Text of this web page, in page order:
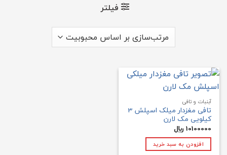
فیلتر
آبنبات و تافی
تافی مغزدار میلک اسپلش 3
کیلویی مک لارن
10100000 ﷼
افزودن به سبد خرید